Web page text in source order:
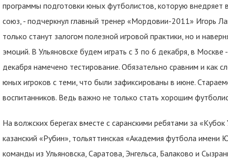
программы подготовки юных футболистов, которую внедряет
союз, - подчеркнул главный тренер «Мордовии-2011» Игорь
только станут залогом полезной игровой практики, но и
эмоций. В Ульяновске будем играть с 3 по 6 декабря, в
декабря намечено тестирование. Обязательно сравним и как
юных игроков с теми, что были зафиксированы в июне.
воспитанников. Ведь важно не только стать хорошим
На волжских берегах вместе с саранскими ребятами за
казанский «Рубин», тольяттинская «Академия футбола
команды из Ульяновска, Саратова, Энгельса, Балаково и